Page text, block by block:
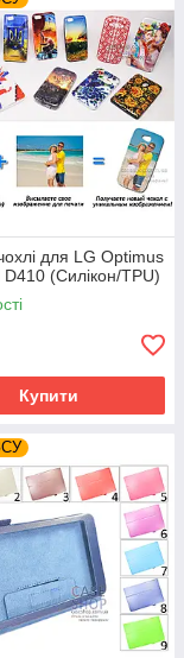
для LG Optimus
(Силікон/TPU)
Купити